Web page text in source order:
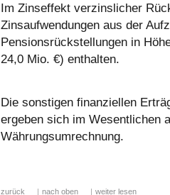
Im Zinseffekt verzinslicher
Zinsaufwendungen aus der
Pensionsrückstellungen in
24,0 Mio. €) enthalten.
Die sonstigen finanziellen
ergeben sich im Wesentlichen
Währungsumrechnung.
zurück nach oben weiter lesen